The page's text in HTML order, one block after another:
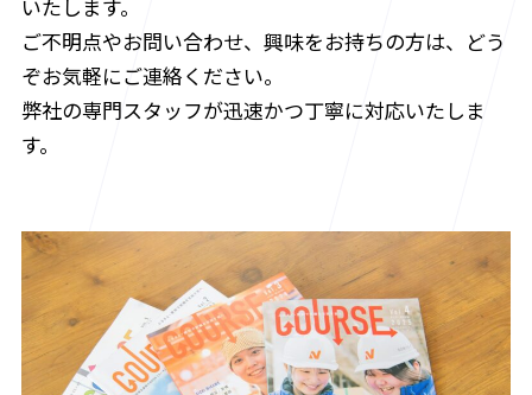
いたします。
ご不明点やお問い合わせ、興味をお持ちの方は、どう
ぞお気軽にご連絡ください。
弊社の専門スタッフが迅速かつ丁寧に対応いたしま
す。